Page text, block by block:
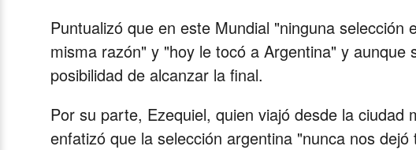
Puntualizó que en este Mundial "ninguna
misma razón" y "hoy le tocó a Argentina" y
posibilidad de alcanzar la final.
Por su parte, Ezequiel, quien viajó desde la ciudad
enfatizó que la selección argentina "nunca nos dejó